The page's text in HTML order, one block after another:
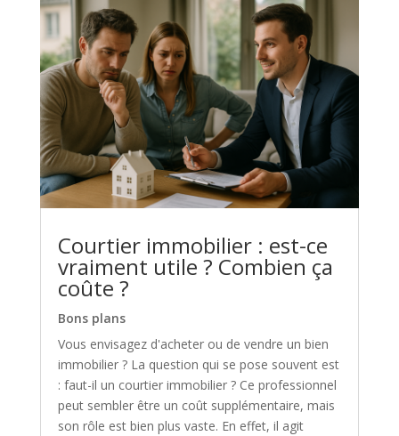
Courtier immobilier : est-ce
vraiment utile ? Combien ça
coûte ?
Bons plans
Vous envisagez d'acheter ou de vendre un bien
immobilier ? La question qui se pose souvent est
: faut-il un courtier immobilier ? Ce professionnel
peut sembler être un coût supplémentaire, mais
son rôle est bien plus vaste. En effet, il agit